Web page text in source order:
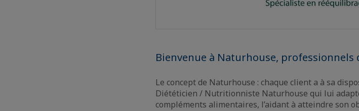
Bienvenue à Naturhouse,
Le concept de Naturhouse : chaque client a à sa
Diététicien / Nutritionniste Naturhouse qui lui
compléments alimentaires, l’aidant à atteindre son